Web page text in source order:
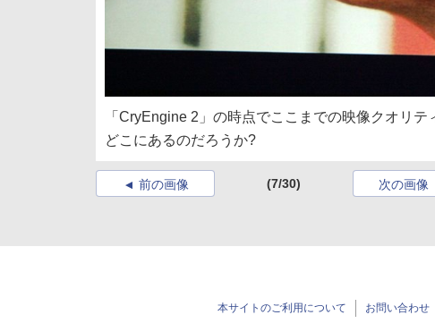
「CryEngine 2」の時点でここまでの映像クオリ
どこにあるのだろうか?
前の画像 (7/30) 次の画像
本サイトのご利用について お問い合わせ